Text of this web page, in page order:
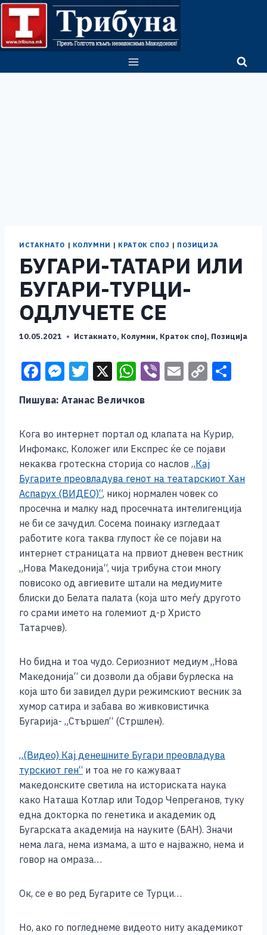
Skip
content
ИСТАКНАТО | КОЛУМНИ | КРАТОК СПОЈ | ПОЗИЦИЈА
БУГАРИ-ТАТАРИ ИЛИ
БУГАРИ-ТУРЦИ-
ОДЛУЧЕТЕ СЕ
10.05.2021 Истакнато, Колумни, Краток спој, Позиција
F
c
e
b
o
o
k
M
e
ss
e
n
g
er
T
wi
tt
er
X W
at
s
A
p
p
Vi E
l
C
y
Li
n
k
Пишува: Атанас Величков
Кога во интернет портал од клапата на Курир,
Инфомакс, Коложег или Експрес ќе се појави
некаква гротескна сторија со наслов „Кај
Бугарите преовладува генот на театарскиот Хан
Аспарух (ВИДЕО)“, никој нормален човек со
просечна и малку над просечната интелигенција
не би се зачудил. Сосема поинаку изгледаат
работите кога таква глупост ќе се појави на
интернет страницата на првиот дневен вестник
„Нова Македонија“, чија трибуна стои многу
повисоко од авгиевите штали на медиумите
блиски до Белата палата (која што меѓу другото
го срами името на големиот д-р Христо
Татарчев).
Но бидна и тоа чудо. Сериозниот медиум „Нова
Македонија“ си дозволи да објави бурлеска на
која што би завидел дури режимскиот весник за
хумор сатира и забава во живковистичка
Бугарија- „Стършел“ (Стршлен).
„(Видео) Кај денешните Бугари преовладува
турскиот ген“ и тоа не го кажуваат
македонските светила на историската наука
како Наташа Котлар или Тодор Чепреганов, туку
една докторка по генетика и академик од
Бугарската академија на науките (БАН). Значи
нема лага, нема измама, а што е најважно, нема и
говор на омраза…
Ок, се е во ред Бугарите се Турци…
Но, ако го погледнеме видеото ниту академикот